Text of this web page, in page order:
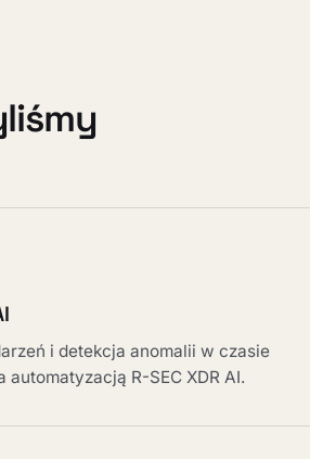
i detekcja anomalii w czasie
R-SEC XDR AI.